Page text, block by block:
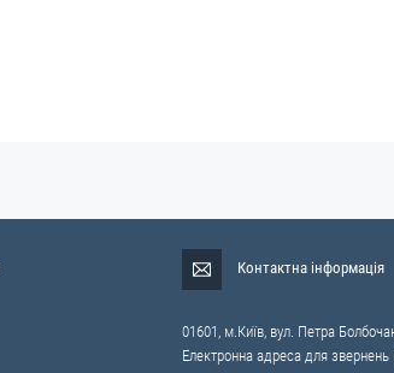
Контактна інформація
01601, м.Київ, вул. Петра
Електронна адреса для